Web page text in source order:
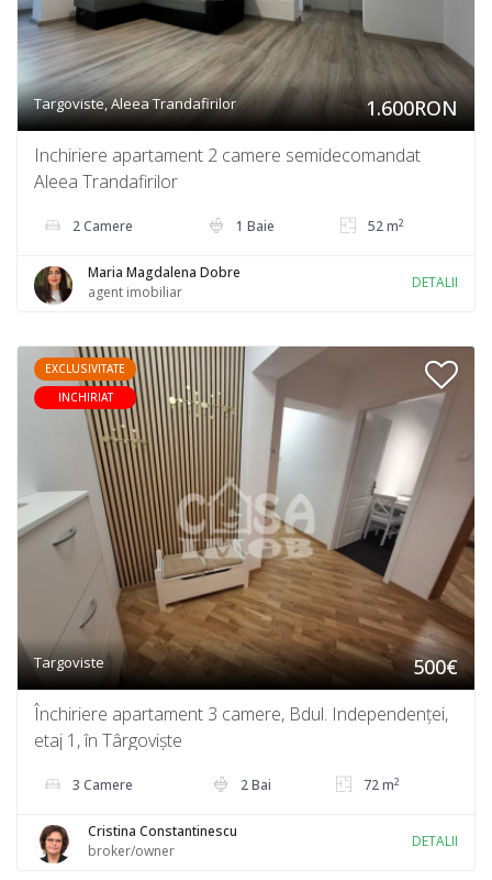
Targoviste, Aleea Trandafirilor 1.600RON
Inchiriere apartament 2 camere semidecomandat
Aleea Trandafirilor
2 Camere 1 Baie 52 m2
Maria Magdalena Dobre
agent imobiliar
DETALII
EXCLUSIVITATE
INCHIRIAT
Targoviste 500€
Închiriere apartament 3 camere, Bdul. Independenței,
etaj 1, în Târgoviște
3 Camere 2 Bai 72 m2
Cristina Constantinescu
broker/owner
DETALII